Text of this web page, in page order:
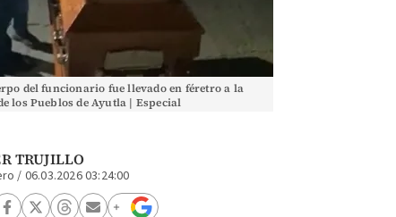
del funcionario fue llevado en féretro a la
los Pueblos de Ayutla | Especial
TRUJILLO
/ 06.03.2026 03:24:00